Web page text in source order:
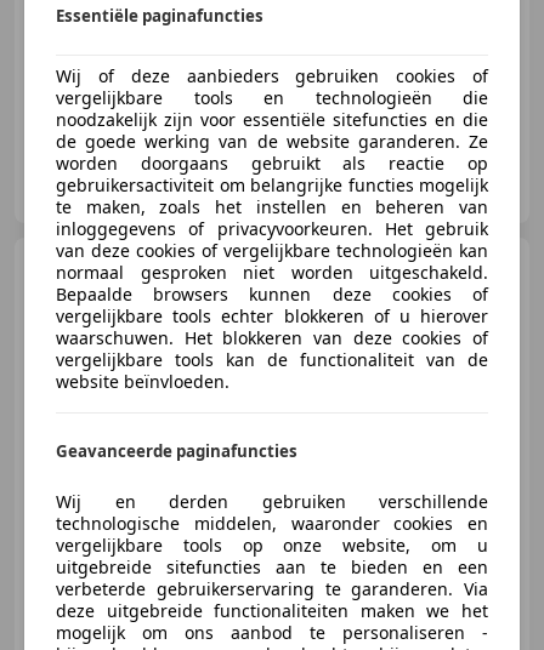
360 kW (489 PK)
PUUR Automotive Leusden
NL-3833 GP LEUSDEN
Audi Q7 55 TFSI e quattro
Competition SQ7 RS Seats Pano
36
08/2021 81.521 km
Elektro/Benzine
280 kW (381 PK)
Essentiële paginafuncties
Wij of deze aanbieders gebruiken cookies of
vergelijkbare tools en technologieën die
noodzakelijk zijn voor essentiële sitefuncties en die
de goede werking van de website garanderen. Ze
worden doorgaans gebruikt als reactie op
gebruikersactiviteit om belangrijke functies mogelijk
te maken, zoals het instellen en beheren van
inloggegevens of privacyvoorkeuren. Het gebruik
van deze cookies of vergelijkbare technologieën kan
normaal gesproken niet worden uitgeschakeld.
Bepaalde browsers kunnen deze cookies of
vergelijkbare tools echter blokkeren of u hierover
waarschuwen. Het blokkeren van deze cookies of
vergelijkbare tools kan de functionaliteit van de
website beïnvloeden.
Geavanceerde paginafuncties
Wij en derden gebruiken verschillende
technologische middelen, waaronder cookies en
vergelijkbare tools op onze website, om u
uitgebreide sitefuncties aan te bieden en een
verbeterde gebruikerservaring te garanderen. Via
deze uitgebreide functionaliteiten maken we het
mogelijk om ons aanbod te personaliseren -